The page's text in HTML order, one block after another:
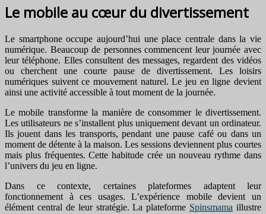
Le mobile au cœur du divertissement
Le smartphone occupe aujourd’hui une place centrale dans la vie
numérique. Beaucoup de personnes commencent leur journée avec
leur téléphone. Elles consultent des messages, regardent des vidéos
ou cherchent une courte pause de divertissement. Les loisirs
numériques suivent ce mouvement naturel. Le jeu en ligne devient
ainsi une activité accessible à tout moment de la journée.
Le mobile transforme la manière de consommer le divertissement.
Les utilisateurs ne s’installent plus uniquement devant un ordinateur.
Ils jouent dans les transports, pendant une pause café ou dans un
moment de détente à la maison. Les sessions deviennent plus courtes
mais plus fréquentes. Cette habitude crée un nouveau rythme dans
l’univers du jeu en ligne.
Dans ce contexte, certaines plateformes adaptent leur
fonctionnement à ces usages. L’expérience mobile devient un
élément central de leur stratégie. La plateforme Spinsmama illustre